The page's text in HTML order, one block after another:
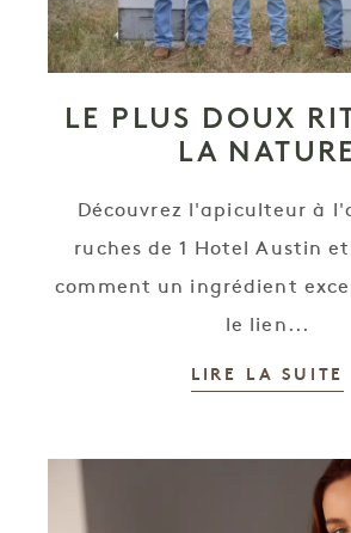
LE PLUS DOUX
LA
Découvrez l'apiculteur à
ruches de 1 Hotel Austin
comment un ingrédient
le lien...
LIRE LA SUITE